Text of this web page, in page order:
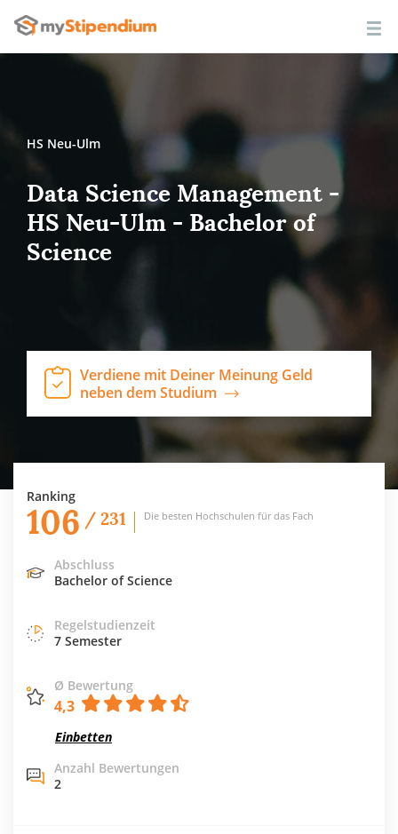
HS Neu-Ulm
Data Science Management -
HS Neu-Ulm - Bachelor of
Science
Verdiene mit Deiner Meinung Geld
neben dem Studium
Ranking
106 / 231 Die besten Hochschulen für das Fach
Abschluss
Bachelor of Science
Regelstudienzeit
7 Semester
Ø Bewertung
4,3
Einbetten
Anzahl Bewertungen
2